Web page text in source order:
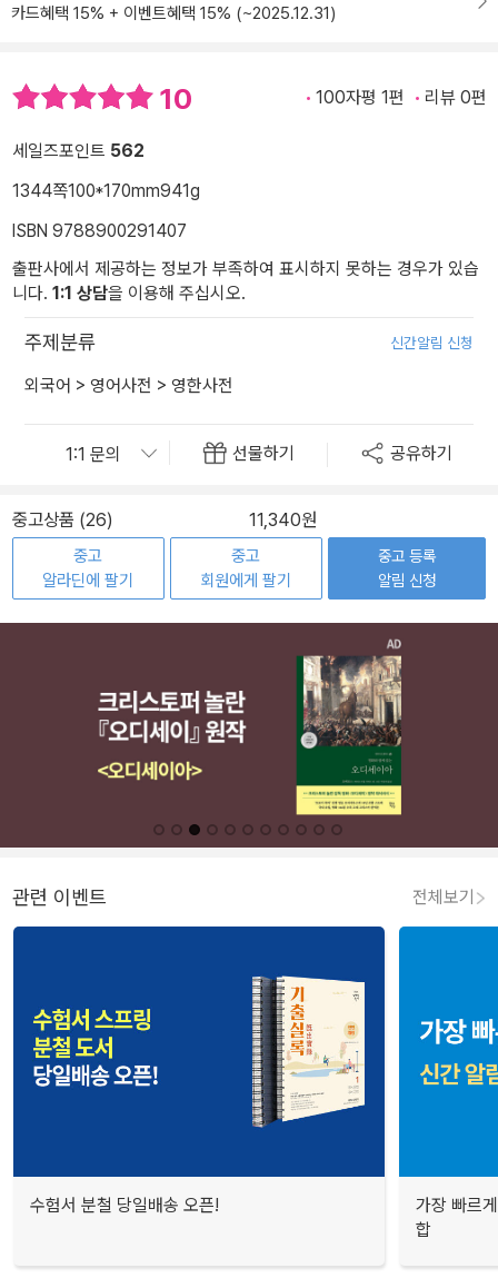
카드혜택 15% + 이벤트혜택 15% (~2025.12.31)
10 100자평 1편 리뷰 0편
세일즈포인트 562
1344쪽100*170mm941g
ISBN 9788900291407
출판사에서 제공하는 정보가 부족하여 표시하지 못하는 경우가 있습
니다. 1:1 상담을 이용해 주십시오.
주제분류 신간알림 신청
외국어 > 영어사전 > 영한사전
선물하기 공유하기
중고상품 (26) 11,340원
중고
알라딘에 팔기
중고
회원에게 팔기
중고 등록
알림 신청
관련 이벤트 전체보기
수험서 분철 당일배송 오픈!
가장 빠르
합